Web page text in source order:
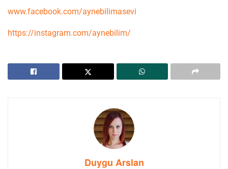
www.facebook.com/aynebilimasevi
https://instagram.com/aynebilim/
Duygu Arslan